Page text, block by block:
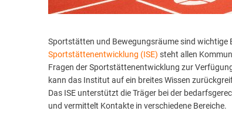
Sportstätten und Bewegungsräume sind wichtige
Sportstättenentwicklung (ISE) steht allen
Fragen der Sportstättenentwicklung zur
kann das Institut auf ein breites Wissen
Das ISE unterstützt die Träger bei der
und vermittelt Kontakte in verschiedene Bereiche.